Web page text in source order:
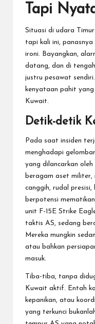
Tapi
Situasi di udara Timur
tapi kali ini,
ironi. Bayangkan,
datang, dan di
justru pesawat
kenyataan pahit
Kuwait.
Detik-detik
Pada saat insiden
menghadapi
yang dilancarkan
beragam aset
canggih, rudal
berpotensi
unit F-15E Strike
taktis AS, sedang
Mereka mungkin
atau bahkan
masuk.
Tiba-tiba, tanpa
Kuwait aktif. Entah
kepanikan, atau
yang terkunci